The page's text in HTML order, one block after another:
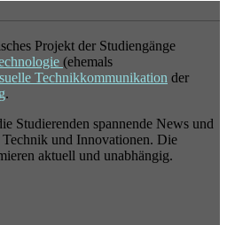
Projekt der Studiengänge
(ehemals
Technikkommunikation der
.
Studierenden spannende News und
und Innovationen. Die
aktuell und unabhängig.